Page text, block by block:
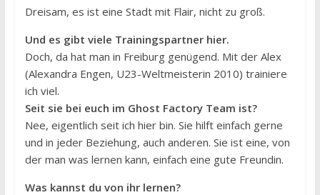
Dreisam, es ist eine Stadt mit Flair, nicht zu groß.
Und es gibt viele Trainingspartner hier.
Doch, da hat man in Freiburg genügend. Mit der Alex
(Alexandra Engen, U23-Weltmeisterin 2010) trainiere
ich viel.
Seit sie bei euch im Ghost Factory Team ist?
Nee, eigentlich seit ich hier bin. Sie hilft einfach gerne
und in jeder Beziehung, auch anderen. Sie ist eine, von
der man was lernen kann, einfach eine gute Freundin.
Was kannst du von ihr lernen?